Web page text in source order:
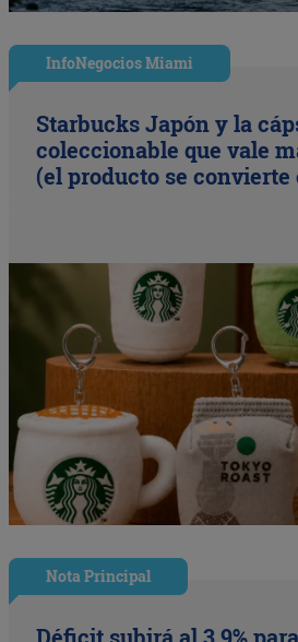
InfoNegocios Miami
Starbucks Japón y la
coleccionable que vale
(el producto se convierte
Nota Principal